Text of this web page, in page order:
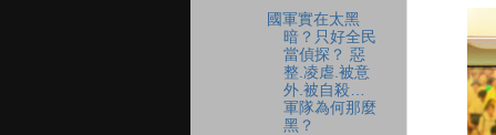
國軍實在太黑
暗？只好全民
當偵探？ 惡
整.凌虐.被意
外.被自殺…
軍隊為何那麼
黑？